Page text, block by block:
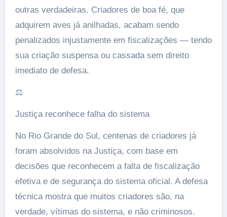
outras verdadeiras. Criadores de boa fé, que
adquirem aves já anilhadas, acabam sendo
penalizados injustamente em fiscalizações — tendo
sua criação suspensa ou cassada sem direito
imediato de defesa.
⚖️
Justiça reconhece falha do sistema
No Rio Grande do Sul, centenas de criadores já
foram absolvidos na Justiça, com base em
decisões que reconhecem a falta de fiscalização
efetiva e de segurança do sistema oficial. A defesa
técnica mostra que muitos criadores são, na
verdade, vítimas do sistema, e não criminosos.